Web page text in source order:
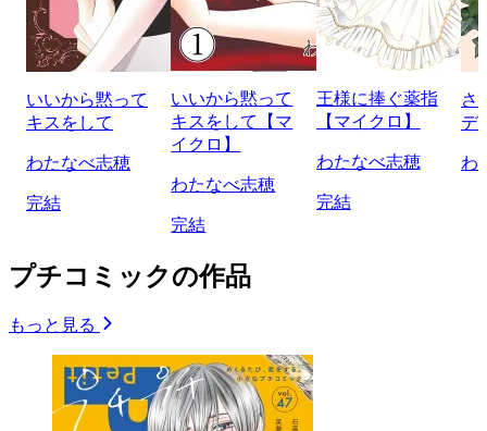
いいから黙って
キスをして
わたなべ志穂
完結
いいから黙って
キスをして【マ
イクロ】
わたなべ志穂
完結
王様に捧ぐ薬指
【マイクロ】
わたなべ志穂
完結
さ
デ
わ
プチコミックの作品
もっと見る